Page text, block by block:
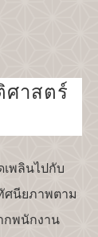
ศาสตร์
เพลินไปกับ
ศนียภาพตาม
กพนักงาน